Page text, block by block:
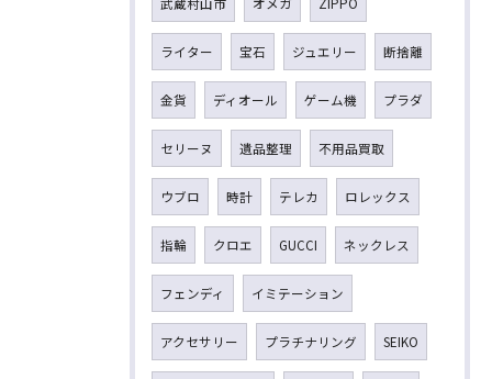
ライター 宝石 ジュエリー 断捨離
金貨 ディオール ゲーム機 プラダ
セリーヌ 遺品整理 不用品買取
ウブロ 時計 テレカ ロレックス
指輪 クロエ GUCCI ネックレス
フェンディ イミテーション
アクセサリー プラチナリング SEIKO